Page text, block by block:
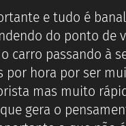
e tudo é
do ponto de
carro passando à
por hora por ser
mas muito
gera o